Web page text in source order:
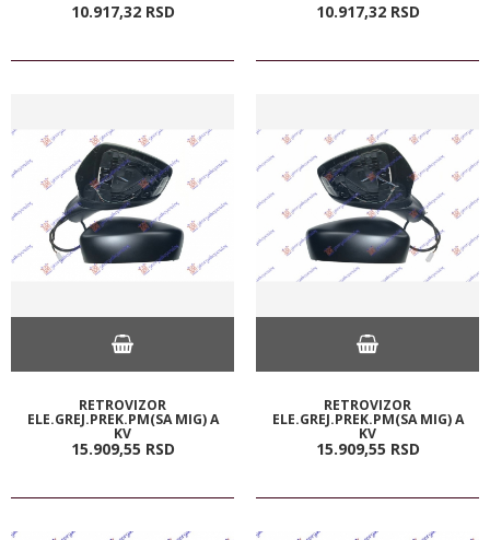
10.917,32 RSD 10.917,32 RSD
RETROVIZOR
ELE.GREJ.PREK.PM(SA MIG) A
KV
15.909,55 RSD
RETROVIZOR
ELE.GREJ.PREK.PM(SA MIG) A
KV
15.909,55 RSD